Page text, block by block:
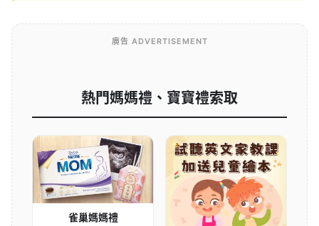
廣告 ADVERTISEMENT
熱門媽媽禮、寶寶禮索取
雀巢媽媽禮